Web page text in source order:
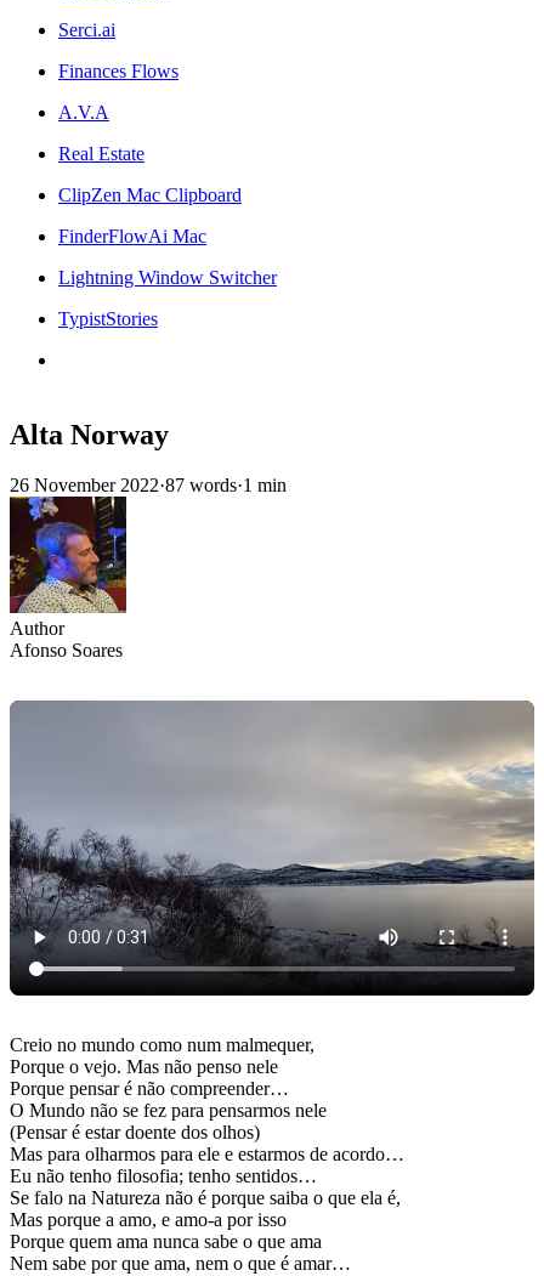
Serci.ai
Finances Flows
A.V.A
Real Estate
ClipZen Mac Clipboard
FinderFlowAi Mac
Lightning Window Switcher
TypistStories
Alta Norway
26 November 2022·87 words·1 min
Author
Afonso Soares
Creio no mundo como num malmequer,
Porque o vejo. Mas não penso nele
Porque pensar é não compreender…
O Mundo não se fez para pensarmos nele
(Pensar é estar doente dos olhos)
Mas para olharmos para ele e estarmos de acordo…
Eu não tenho filosofia; tenho sentidos…
Se falo na Natureza não é porque saiba o que ela é,
Mas porque a amo, e amo-a por isso
Porque quem ama nunca sabe o que ama
Nem sabe por que ama, nem o que é amar…